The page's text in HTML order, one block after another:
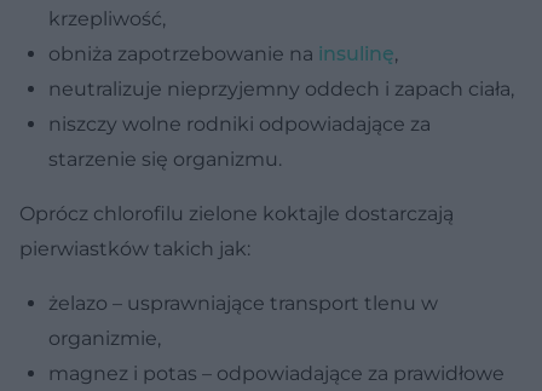
krzepliwość,
obniża zapotrzebowanie na insulinę,
neutralizuje nieprzyjemny oddech i zapach ciała,
niszczy wolne rodniki odpowiadające za
starzenie się organizmu.
Oprócz chlorofilu zielone koktajle dostarczają
pierwiastków takich jak:
żelazo – usprawniające transport tlenu w
organizmie,
magnez i potas – odpowiadające za prawidłowe